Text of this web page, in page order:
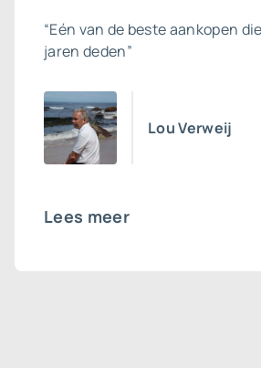
“Eén van de beste aankopen
jaren deden”
Lou Verweij
Lees meer